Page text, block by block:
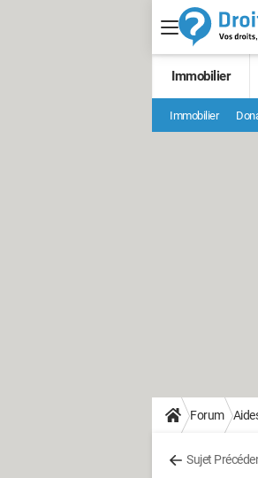
Immobilier
Immobilier
Forum
Sujet